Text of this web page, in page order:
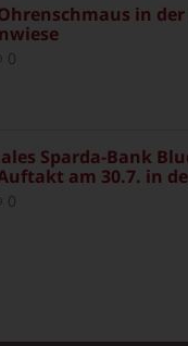
in der
0
Sparda-Bank
am 30.7. in
0